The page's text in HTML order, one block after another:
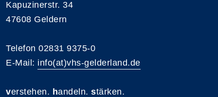
Kapuzinerstr. 34
47608 Geldern
Telefon 02831 9375-0
E-Mail: info(at)vhs-gelderland.de
verstehen. handeln. stärken.